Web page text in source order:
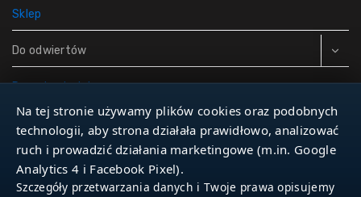
Sklep
Do odwiertów
Rury do studni
Zbiorniki hydroforowe
Narzędzia
Na tej stronie używamy plików cookies oraz podobnych
technologii, aby strona działała prawidłowo, analizować
ruch i prowadzić działania marketingowe (m.in. Google
Analytics 4 i Facebook Pixel).
Szczegóły przetwarzania danych i Twoje prawa opisujemy